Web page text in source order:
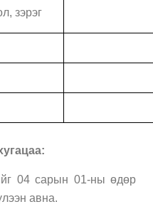
зэрэг
04 сарын 01-ны өдөр
авна.